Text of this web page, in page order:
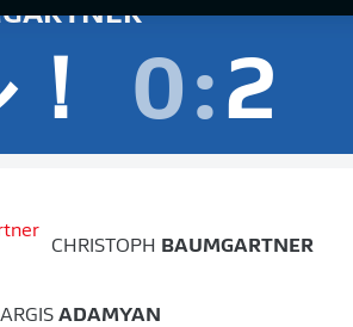
0:2
CHRISTOPH BAUMGARTNER
ADAMYAN